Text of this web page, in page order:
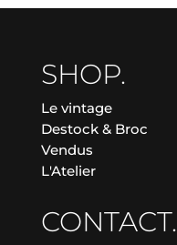
SHOP.
Le vintage
Destock & Broc
Vendus
L'Atelier
CONTACT.